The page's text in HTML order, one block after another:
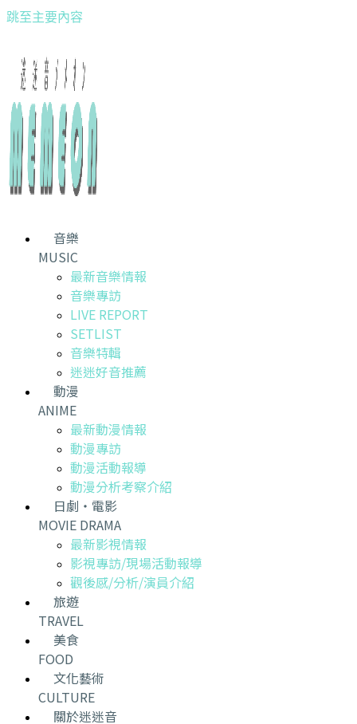
跳至主要內容
音樂
MUSIC
最新音樂情報
音樂專訪
LIVE REPORT
SETLIST
音樂特輯
迷迷好音推薦
動漫
ANIME
最新動漫情報
動漫專訪
動漫活動報導
動漫分析考察介紹
日劇・電影
MOVIE DRAMA
最新影視情報
影視專訪/現場活動報導
觀後感/分析/演員介紹
旅遊
TRAVEL
美食
FOOD
文化藝術
CULTURE
關於迷迷音